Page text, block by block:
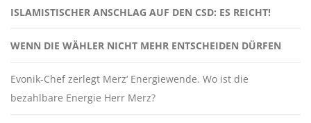
ISLAMISTISCHER ANSCHLAG AUF DEN CSD: ES REICHT!
WENN DIE WÄHLER NICHT MEHR ENTSCHEIDEN DÜRFEN
Evonik-Chef zerlegt Merz‘ Energiewende. Wo ist die
bezahlbare Energie Herr Merz?